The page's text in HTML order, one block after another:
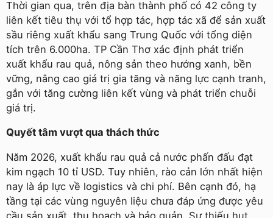
Thời gian qua, trên địa bàn thành phố có 42 công ty
liên kết tiêu thụ với tổ hợp tác, hợp tác xã để sản xuất
sầu riêng xuất khẩu sang Trung Quốc với tổng diện
tích trên 6.000ha. TP Cần Thơ xác định phát triển
xuất khẩu rau quả, nông sản theo hướng xanh, bền
vững, nâng cao giá trị gia tăng và năng lực cạnh tranh,
gắn với tăng cường liên kết vùng và phát triển chuỗi
giá trị.
Quyết tâm vượt qua thách thức
Năm 2026, xuất khẩu rau quả cả nước phấn đấu đạt
kim ngạch 10 tỉ USD. Tuy nhiên, rào cản lớn nhất hiện
nay là áp lực về logistics và chi phí. Bên cạnh đó, hạ
tầng tại các vùng nguyên liệu chưa đáp ứng được yêu
cầu sản xuất, thu hoạch và bảo quản. Sự thiếu hụt